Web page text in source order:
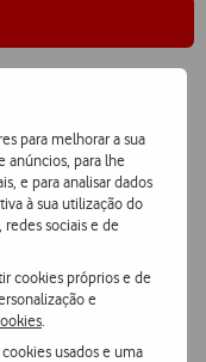
para melhorar a sua
anúncios, para lhe
e para analisar dados
à sua utilização do
sociais e de
cookies próprios e de
e
usados e uma
indústria automóvel
e posicionar
segura.
Sustentáveis